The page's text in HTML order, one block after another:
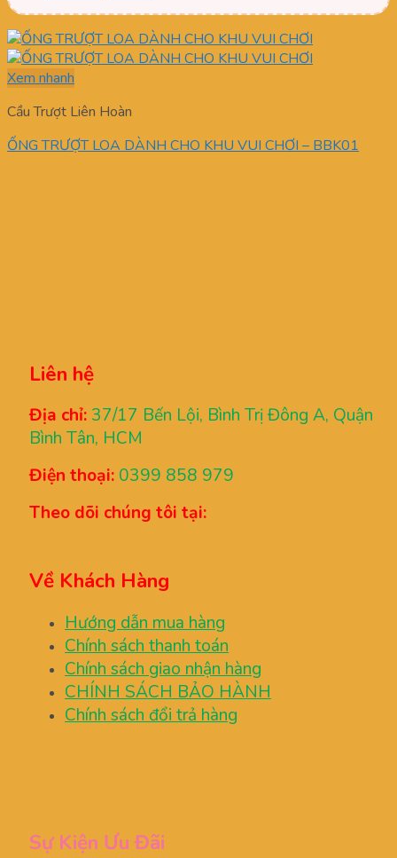
Xem nhanh
Cầu Trượt Liên Hoàn
ỐNG TRƯỢT LOA DÀNH CHO KHU VUI CHƠI – BBK01
Liên hệ
Địa chỉ: 37/17 Bến Lội, Bình Trị Đông A, Quận
Bình Tân, HCM
Điện thoại: 0399 858 979
Theo dõi chúng tôi tại:
Về Khách Hàng
Hướng dẫn mua hàng
Chính sách thanh toán
Chính sách giao nhận hàng
CHÍNH SÁCH BẢO HÀNH
Chính sách đổi trả hàng
Sự Kiện Ưu Đãi